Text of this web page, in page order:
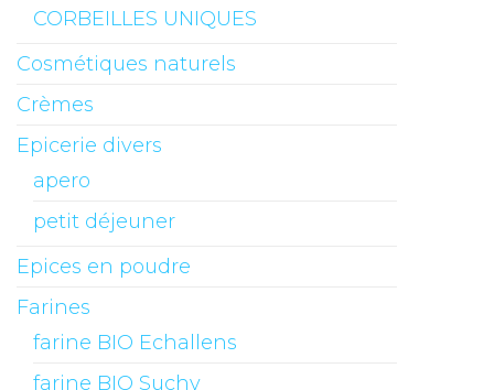
CORBEILLES UNIQUES
Cosmétiques naturels
Crèmes
Epicerie divers
apero
petit déjeuner
Epices en poudre
Farines
farine BIO Echallens
farine BIO Suchy